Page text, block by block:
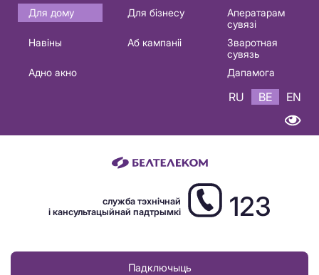
Основная
навигация
Для дому Для бізнесу
Аператарам
сувязі
Навіны
Аб кампаніі
Зваротная
сувязь
Адно акно
Дапамога
RU BE EN
служба тэхнічнай
і кансультацыйнай падтрымкі
123
Падключыць